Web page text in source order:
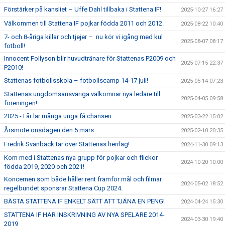
Förstärker på kansliet – Uffe Dahl tillbaka i Stattena IF! 2025-10-27 16:27
Välkommen till Stattena IF pojkar födda 2011 och 2012. 2025-08-22 10:40
7- och 8-åriga killar och tjejer – nu kör vi igång med kul
fotboll!
2025-08-07 08:17
Innocent Follyson blir huvudtränare för Stattenas P2009 och
P2010!
2025-07-15 22:37
Stattenas fotbollsskola – fotbollscamp 14-17 juli! 2025-05-14 07:23
Stattenas ungdomsansvariga välkomnar nya ledare till
föreningen!
2025-04-05 09:58
2025 - I år lär många unga få chansen. 2025-03-22 15:02
Årsmöte onsdagen den 5 mars 2025-02-10 20:35
Fredrik Svanbäck tar över Stattenas herrlag! 2024-11-30 09:13
Kom med i Stattenas nya grupp för pojkar och flickor
födda 2019, 2020 och 2021!
2024-10-20 10:00
Koncernen som både håller rent framför mål och filmar
regelbundet sponsrar Stattena Cup 2024.
2024-05-02 18:52
BÄSTA STATTENA IF ENKELT SÄTT ATT TJÄNA EN PENG! 2024-04-24 15:30
STATTENA IF HAR INSKRIVNING AV NYA SPELARE 2014-
2019
2024-03-30 19:40